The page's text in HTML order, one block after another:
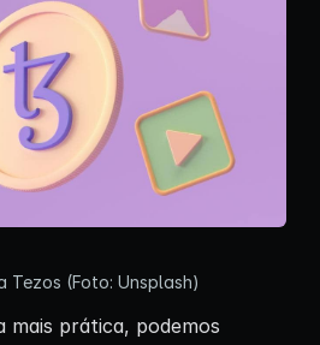
Tezos (Foto: Unsplash)
mais prática, podemos